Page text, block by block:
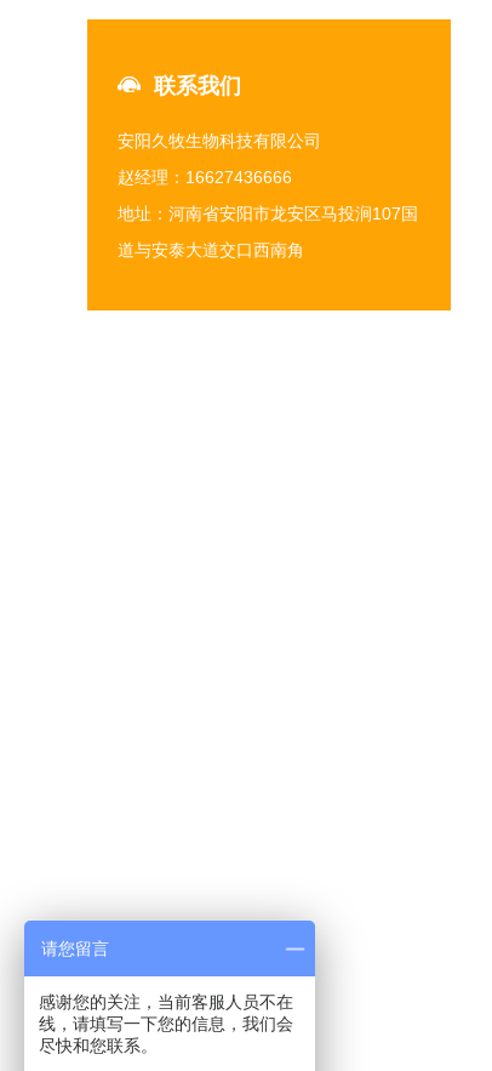
联系我们
安阳久牧生物科技有限公司
赵经理：16627436666
地址：河南省安阳市龙安区马投涧107国
道与安泰大道交口西南角
请您留言
感谢您的关注，当前客服人员不在
线，请填写一下您的信息，我们会
尽快和您联系。